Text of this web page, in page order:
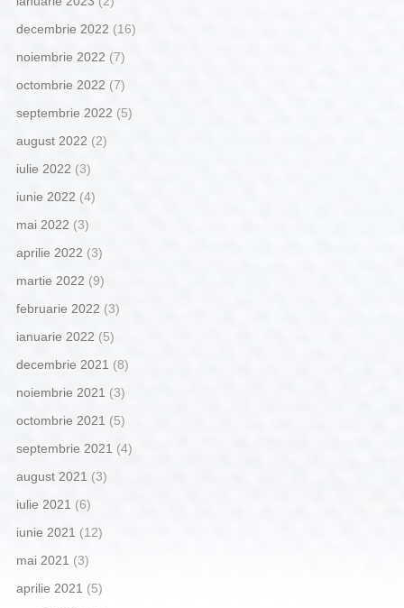
decembrie 2022 (16)
noiembrie 2022 (7)
octombrie 2022 (7)
septembrie 2022 (5)
august 2022 (2)
iulie 2022 (3)
iunie 2022 (4)
mai 2022 (3)
aprilie 2022 (3)
martie 2022 (9)
februarie 2022 (3)
ianuarie 2022 (5)
decembrie 2021 (8)
noiembrie 2021 (3)
octombrie 2021 (5)
septembrie 2021 (4)
august 2021 (3)
iulie 2021 (6)
iunie 2021 (12)
mai 2021 (3)
aprilie 2021 (5)